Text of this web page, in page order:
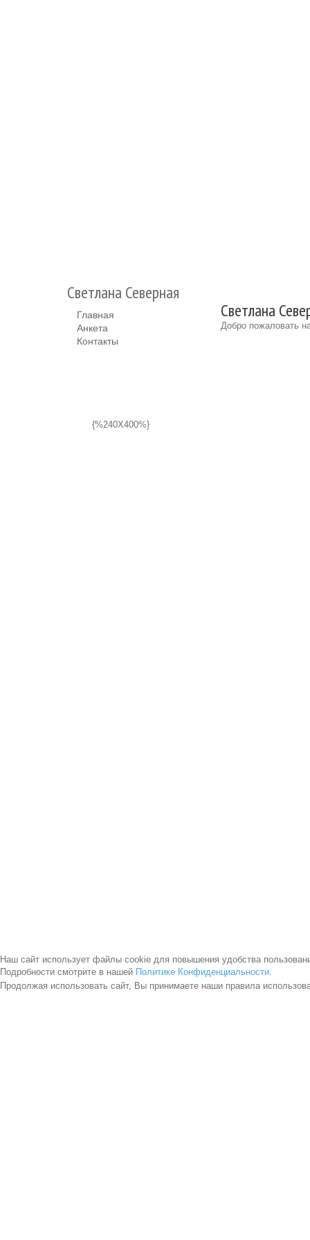
Светлана Северная
Главная
Анкета
Контакты
{%240X400%}
Светлана
Добро пожаловать
Наш сайт использует файлы cookie для повышения удобства
Подробности смотрите в нашей Политике Конфиденциальности.
Продолжая использовать сайт, Вы принимаете наши правила